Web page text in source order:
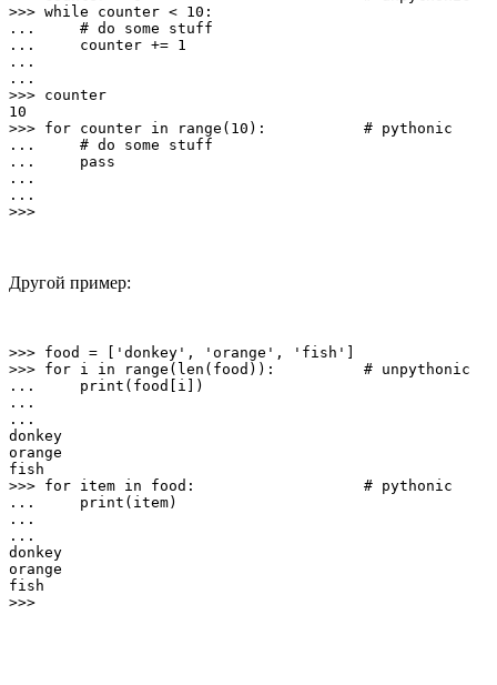
>>> while counter < 10:
...     # do some stuff
...     counter += 1
...
...
>>> counter
10
>>> for counter in range(10):           # pythonic
...     # do some stuff
...     pass
...
...
Другой пример:
>>> food = ['donkey', 'orange', 'fish']
>>> for i in range(len(food)):          # unpythonic
...     print(food[i])
...
...
donkey
orange
fish
>>> for item in food:                   # pythonic
...     print(item)
...
...
donkey
orange
fish